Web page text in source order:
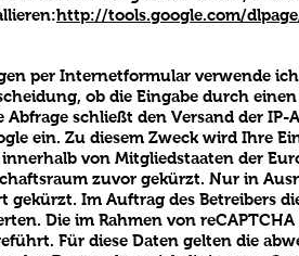
http://tools.google.com/
per Internetformular verwende
ob die Eingabe durch
schließt den Versand der
ein. Zu diesem Zweck wird Ihre
von Mitgliedstaaten der
zuvor gekürzt. Nur in
gekürzt. Im Auftrag des Betreibers
Die im Rahmen von
Für diese Daten gelten die